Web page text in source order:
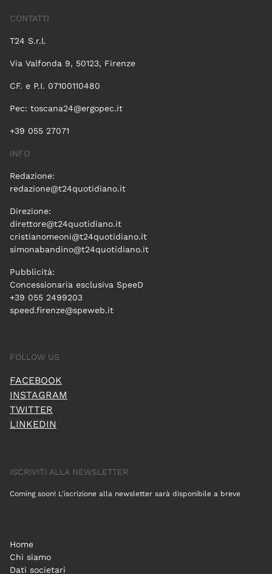
CONTATTI
T24 S.r.l.
Via Valfonda 9, 50123, Firenze
CF. e P.I. 07100110480
Pec: toscana24@ergopec.it
+39 055 27071
INFO
Redazione:
redazione@t24quotidiano.it
Direzione:
direttore@t24quotidiano.it
cristianomeoni@t24quotidiano.it
simonabandino@t24quotidiano.it
Pubblicità:
Concessionaria esclusiva SpeeD
+39 055 2499203
speed.firenze@speweb.it
FOLLOW US
FACEBOOK
INSTAGRAM
TWITTER
LINKEDIN
ISCRIVITI ALLA NEWSLETTER
Coming soon! L'iscrizione alla newsletter sarà disponibile a breve
Home
Chi siamo
Dati societari